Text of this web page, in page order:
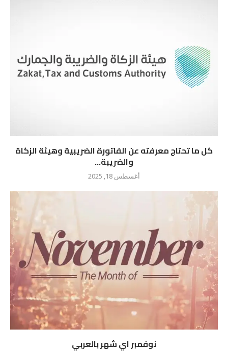
كل ما تحتاج معرفته عن الفاتورة الضريبية وهيئة الزكاة
والضريبة...
أغسطس 18, 2025
نوفمبر اي شهر بالعربي